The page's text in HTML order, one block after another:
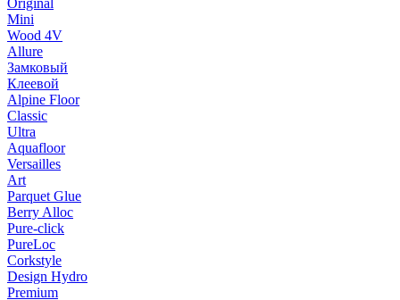
Original
Mini
Wood 4V
Allure
Замковый
Клеевой
Alpine Floor
Classic
Ultra
Aquafloor
Versailles
Art
Parquet Glue
Berry Alloc
Pure-click
PureLoc
Corkstyle
Design Hydro
Premium